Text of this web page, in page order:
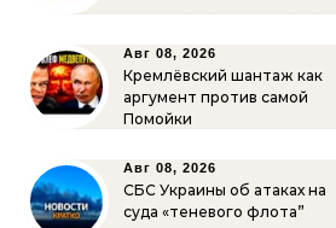
Авг 08, 2026
Кремлёвский шантаж как
аргумент против самой
Помойки
Авг 08, 2026
СБС Украины об атаках на
суда «теневого флота”